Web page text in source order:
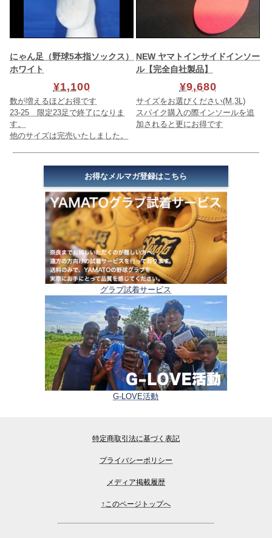
にゃん足（野球5本指ソックス）
ホワイト
¥1,100
数が増えるほどお得です
23-25 限定23足で終了になりま
す。
他のサイズは完売いたしました。
NEW ヤマトインサイドインソー
ル【完全自社製品】
¥9,680
サイズをお選びください(M,3L)
スパイク購入の際インソールを追
加されると更にお得です
お得なメルマガ登録はこちら
グラブ試着サービス
G-LOVE活動
特定商取引法に基づく表記
プライバシーポリシー
メディア掲載履歴
↑このページトップへ